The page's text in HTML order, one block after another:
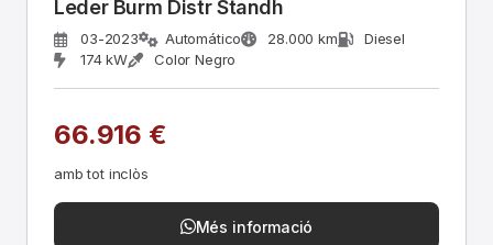
Leder Burm Distr Standh
03-2023 Automático 28.000 km
Diesel
174 kW
Color Negro
66.916 €
amb tot inclòs
Més informació